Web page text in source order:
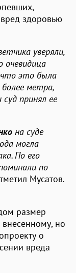
здоровью
уверяли,
очевидица
что это была
метра,
принял ее
на суде
могла
По его
по
Мусатов.
размер
внесенному, но
о
вреда